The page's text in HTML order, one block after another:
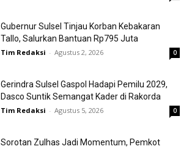
Gubernur Sulsel Tinjau Korban Kebakaran
Tallo, Salurkan Bantuan Rp795 Juta
Tim Redaksi - Agustus 2, 2026 0
Gerindra Sulsel Gaspol Hadapi Pemilu 2029,
Dasco Suntik Semangat Kader di Rakorda
Tim Redaksi - Agustus 5, 2026 0
Sorotan Zulhas Jadi Momentum, Pemkot